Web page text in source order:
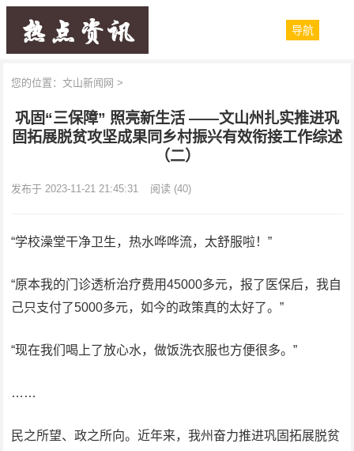
导航
您的位置：文山新闻网 >
巩固“三保障” 照亮新生活 ——文山州扎实推进巩
固拓展脱贫攻坚成果同乡村振兴有效衔接工作综述
（二）
发布于 2023-11-21 21:45:31 阅读 (40)
“学校澡堂干净卫生，热水哗哗流，太舒服啦！”
“原本我的门诊透析治疗费用45000多元，报了医保后，我自
己只支付了5000多元，如今的政策真的太好了。”
“现在我们喝上了放心水，做饭洗衣服也方便很多。”
……
民之所望、政之所向。近年来，我州奋力推进巩固拓展脱贫